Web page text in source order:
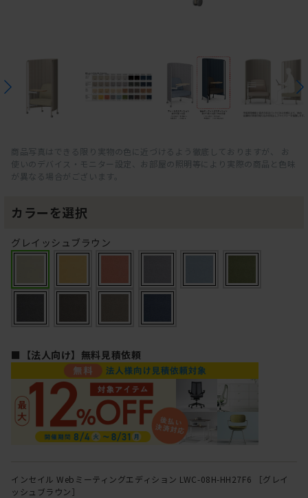
商品写真はできる限り実物の色に近づけるよう徹底しておりますが、 お
使いのデバイス・モニター設定、お部屋の照明等により実際の商品と色味
が異なる場合がございます。
カラーを選択
グレイッシュブラウン
■【法人向け】無料見積依頼
インセイル Webミーティングエディション LWC-08H-HH27F6 ［グレイ
ッシュブラウン］